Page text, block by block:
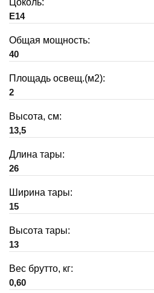
Цоколь:
E14
Общая мощность:
40
Площадь освещ.(м2):
2
Высота, см:
13,5
Длина тары:
26
Ширина тары:
15
Высота тары:
13
Вес брутто, кг:
0,60